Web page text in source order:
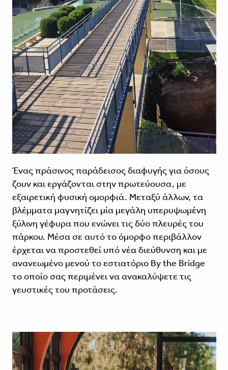
Ένας πράσινος παράδεισος διαφυγής για όσους
ζουν και εργάζονται στην πρωτεύουσα, με
εξαιρετική φυσική ομορφιά. Μεταξύ άλλων, τα
βλέμματα μαγνητίζει μία μεγάλη υπερυψωμένη
ξύλινη γέφυρα που ενώνει τις δύο πλευρές του
πάρκου. Μέσα σε αυτό το όμορφο περιβάλλον
έρχεται να προστεθεί υπό νέα διεύθυνση και με
ανανεωμένο μενού το εστιατόριο By the Bridge
το οποίο σας περιμένει να ανακαλύψετε τις
γευστικές του προτάσεις.